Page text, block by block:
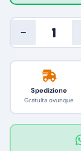
−
Spedizione
Gratuita ovunque